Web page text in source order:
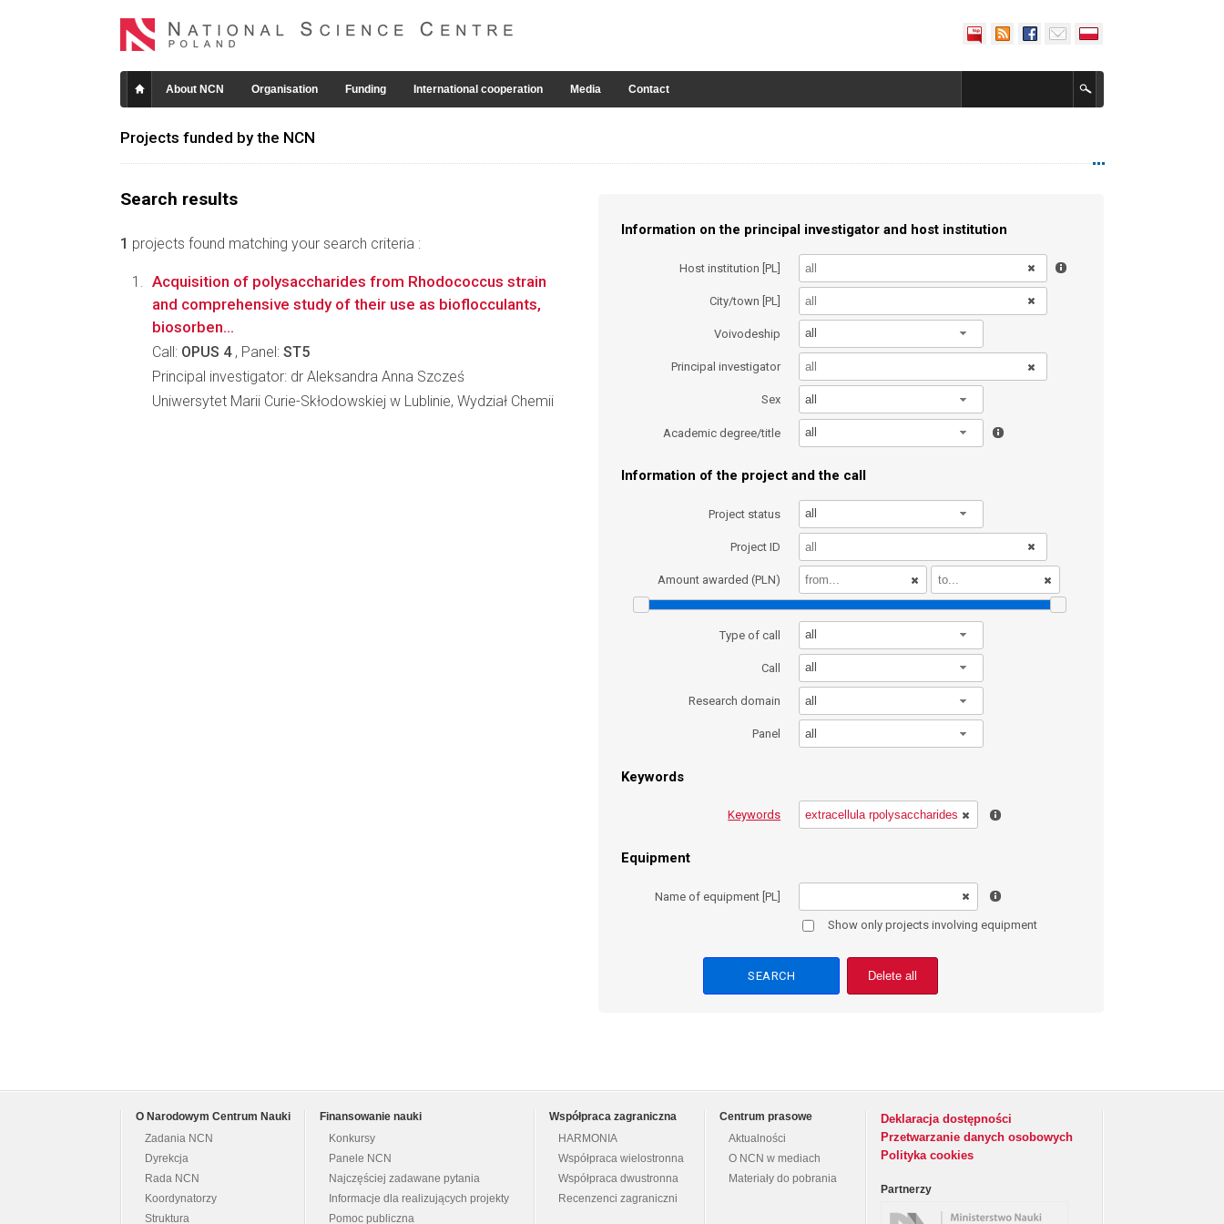
About NCN Organisation Funding International cooperation Media Contact
Projects funded by the NCN
Search results
1 projects found matching your search criteria :
Information on the principal investigator and host institution
Host institution [PL]
City/town [PL]
Voivodeship all
Principal investigator
Sex all
Academic degree/title all
Information of the project and the call
Project status all
Project ID
Amount awarded (PLN)
Type of call all
Call all
Research domain all
Panel all
Keywords
Keywords
Equipment
Name of equipment [PL]
Show only projects involving equipment
Delete all
Acquisition of polysaccharides from Rhodococcus strain
and comprehensive study of their use as bioflocculants,
biosorben...
Call: OPUS 4, Panel: ST5
Principal investigator: dr Aleksandra Anna Szcześ
Uniwersytet Marii Curie-Skłodowskiej w Lublinie, Wydział Chemii
O Narodowym Centrum Nauki
Zadania NCN
Dyrekcja
Rada NCN
Koordynatorzy
Struktura
Finansowanie nauki
Konkursy
Panele NCN
Najczęściej zadawane pytania
Informacje dla realizujących projekty
Pomoc publiczna
Współpraca zagraniczna
HARMONIA
Współpraca wielostronna
Współpraca dwustronna
Recenzenci zagraniczni
Centrum prasowe
Aktualności
O NCN w mediach
Materiały do pobrania
Deklaracja dostępności
Przetwarzanie danych osobowych
Polityka cookies
Partnerzy